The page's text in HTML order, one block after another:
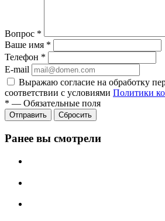
Вопрос *
Ваше имя *
Телефон *
E-mail
Выражаю согласие на обработку
соответствии с условиями Политики
* — Обязательные поля
Отправить Сбросить
Ранее вы смотрели